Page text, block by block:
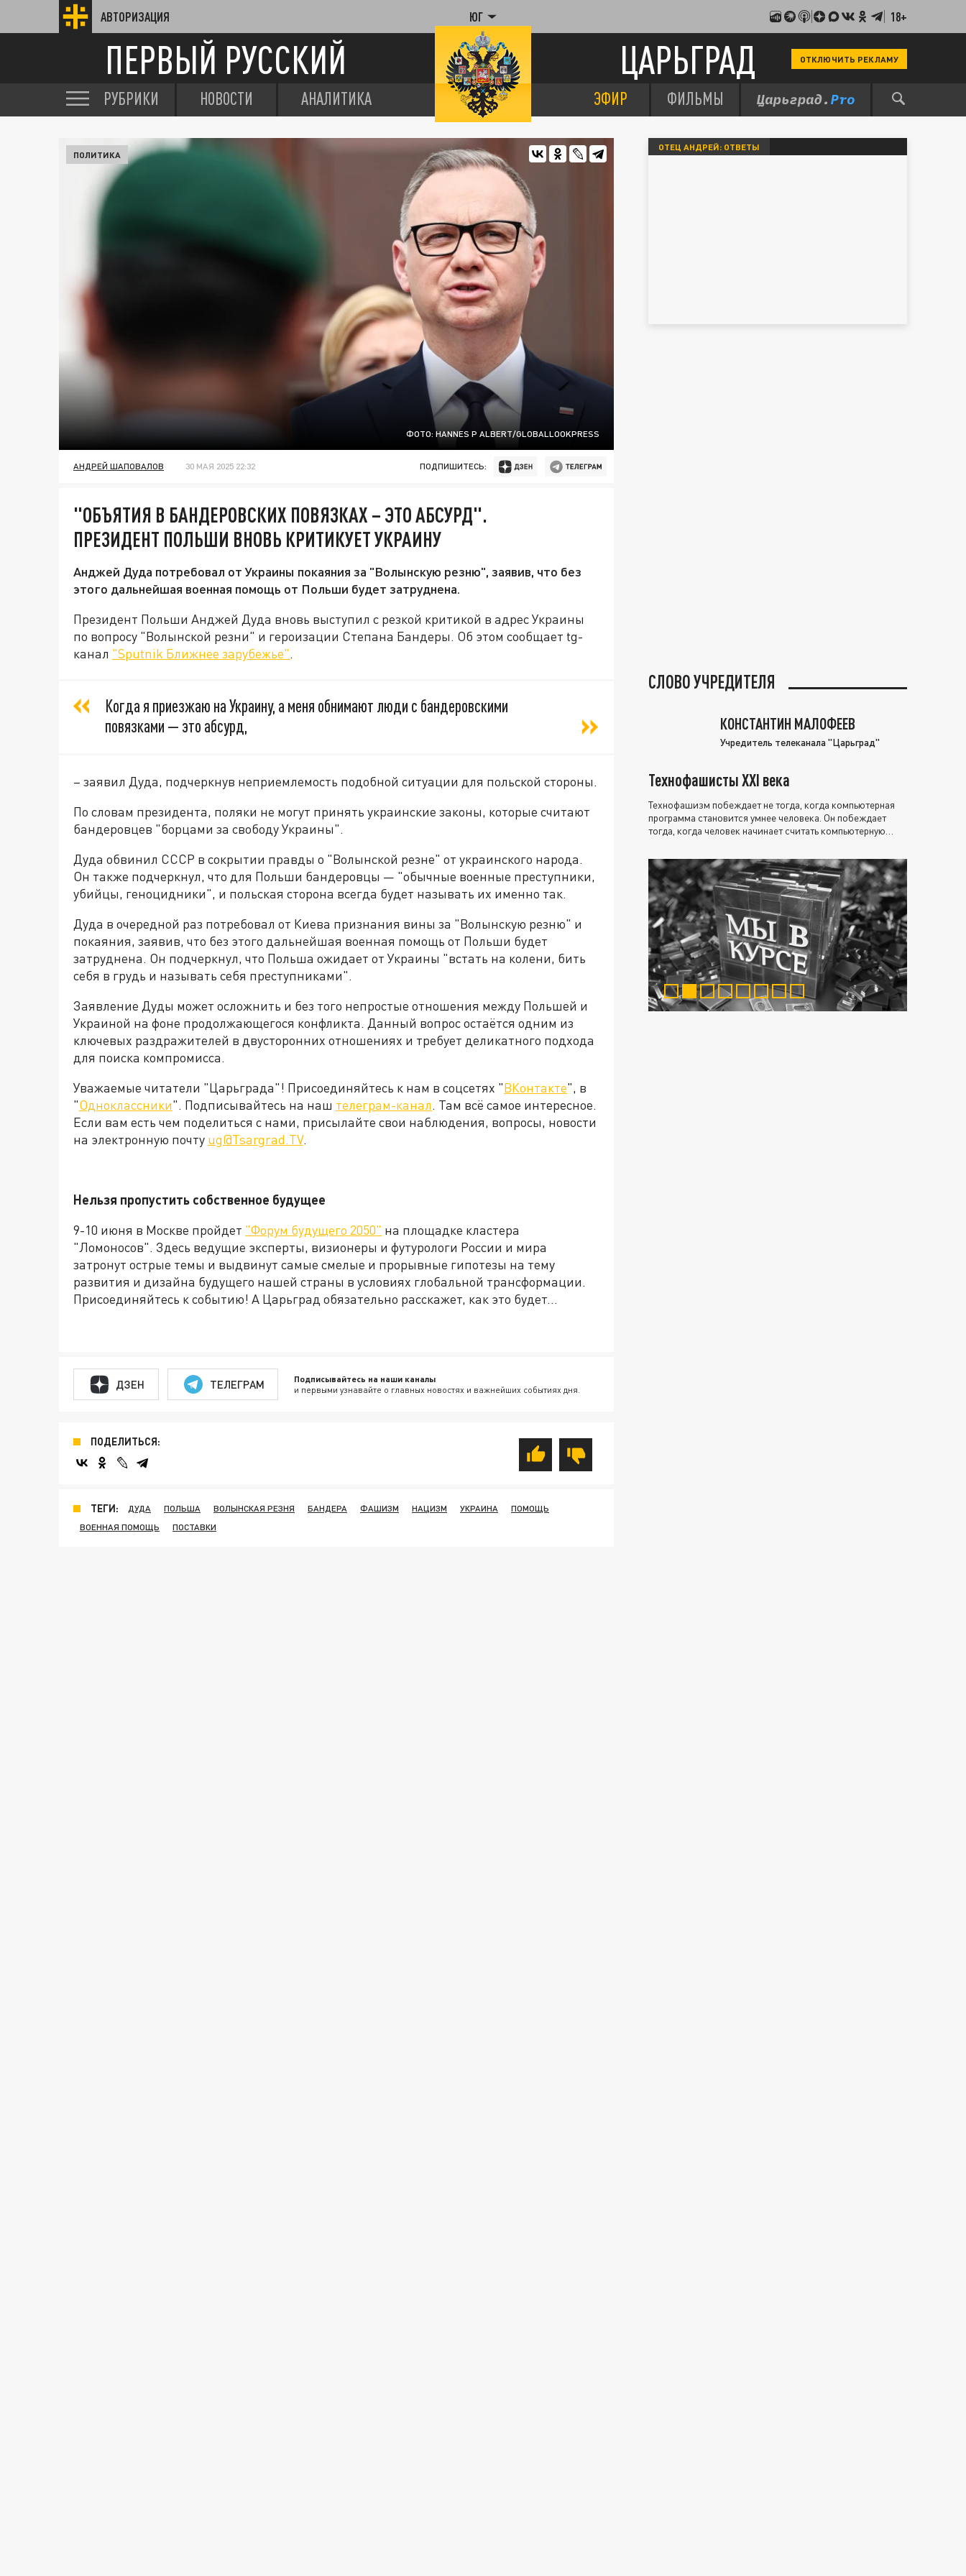
АВТОРИЗАЦИЯ ЮГ 18+
ПЕРВЫЙ РУССКИЙ ЦАРЬГРАД ОТКЛЮЧИТЬ РЕКЛАМУ
РУБРИКИ НОВОСТИ АНАЛИТИКА ЭФИР ФИЛЬМЫ
ФОТО: HANNES P ALBERT/GLOBALLOOKPRESS
ПОЛИТИКА
АНДРЕЙ ШАПОВАЛОВ 30 МАЯ 2025 22:32 ПОДПИШИТЕСЬ:
"ОБЪЯТИЯ В БАНДЕРОВСКИХ ПОВЯЗКАХ – ЭТО АБСУРД".
ПРЕЗИДЕНТ ПОЛЬШИ ВНОВЬ КРИТИКУЕТ УКРАИНУ
Анджей Дуда потребовал от Украины покаяния за "Волынскую резню", заявив, что без
этого дальнейшая военная помощь от Польши будет затруднена.
Президент Польши Анджей Дуда вновь выступил с резкой критикой в адрес Украины
по вопросу "Волынской резни" и героизации Степана Бандеры. Об этом сообщает tg-
канал "Sputnik Ближнее зарубежье".
Когда я приезжаю на Украину, а меня обнимают люди с бандеровскими
повязками — это абсурд,
– заявил Дуда, подчеркнув неприемлемость подобной ситуации для польской стороны.
По словам президента, поляки не могут принять украинские законы, которые считают
бандеровцев "борцами за свободу Украины".
Дуда обвинил СССР в сокрытии правды о "Волынской резне" от украинского народа.
Он также подчеркнул, что для Польши бандеровцы — "обычные военные преступники,
убийцы, геноцидники", и польская сторона всегда будет называть их именно так.
Дуда в очередной раз потребовал от Киева признания вины за "Волынскую резню" и
покаяния, заявив, что без этого дальнейшая военная помощь от Польши будет
затруднена. Он подчеркнул, что Польша ожидает от Украины "встать на колени, бить
себя в грудь и называть себя преступниками".
Заявление Дуды может осложнить и без того непростые отношения между Польшей и
Украиной на фоне продолжающегося конфликта. Данный вопрос остаётся одним из
ключевых раздражителей в двусторонних отношениях и требует деликатного подхода
для поиска компромисса.
Уважаемые читатели "Царьграда"! Присоединяйтесь к нам в соцсетях "ВКонтакте", в
"Одноклассники". Подписывайтесь на наш телеграм-канал. Там всё самое интересное.
Если вам есть чем поделиться с нами, присылайте свои наблюдения, вопросы, новости
на электронную почту ug@Tsargrad.TV.
Нельзя пропустить собственное будущее
9-10 июня в Москве пройдет "Форум будущего 2050" на площадке кластера
"Ломоносов". Здесь ведущие эксперты, визионеры и футурологи России и мира
затронут острые темы и выдвинут самые смелые и прорывные гипотезы на тему
развития и дизайна будущего нашей страны в условиях глобальной трансформации.
Присоединяйтесь к событию! А Царьград обязательно расскажет, как это будет...
ДЗЕН ТЕЛЕГРАМ Подписывайтесь на наши каналы
и первыми узнавайте о главных новостях и важнейших событиях дня.
ПОДЕЛИТЬСЯ:
ТЕГИ: ДУДА ПОЛЬША ВОЛЫНСКАЯ РЕЗНЯ БАНДЕРА ФАШИЗМ НАЦИЗМ УКРАИНА
ПОМОЩЬ
ВОЕННАЯ ПОМОЩЬ
ПОСТАВКИ
ОТЕЦ АНДРЕЙ: ОТВЕТЫ
СЛОВО УЧРЕДИТЕЛЯ
КОНСТАНТИН МАЛОФЕЕВ
Учредитель телеканала "Царьград"
Технофашисты XXI века
Технофашизм побеждает не тогда, когда компьютерная
программа становится умнее человека. Он побеждает
тогда, когда человек начинает считать компьютерную